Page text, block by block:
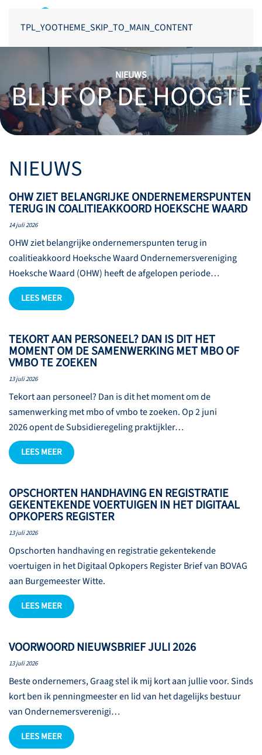
TPL_YOOTHEME_SKIP_TO_MAIN_CONTENT
NIEUWS
BLIJF OP DE HOOGTE
NIEUWS
OHW ZIET BELANGRIJKE ONDERNEMERSPUNTEN
TERUG IN COALITIEAKKOORD HOEKSCHE WAARD
14 juli 2026
OHW ziet belangrijke ondernemerspunten terug in
coalitieakkoord Hoeksche Waard Ondernemersvereniging
Hoeksche Waard (OHW) heeft de afgelopen periode…
LEES MEER
TEKORT AAN PERSONEEL? DAN IS DIT HET
MOMENT OM DE SAMENWERKING MET MBO OF
VMBO TE ZOEKEN
13 juli 2026
Tekort aan personeel? Dan is dit het moment om de
samenwerking met mbo of vmbo te zoeken. Op 2 juni
2026 opent de Subsidieregeling praktijkler…
LEES MEER
OPSCHORTEN HANDHAVING EN REGISTRATIE
GEKENTEKENDE VOERTUIGEN IN HET DIGITAAL
OPKOPERS REGISTER
13 juli 2026
Opschorten handhaving en registratie gekentekende
voertuigen in het Digitaal Opkopers Register Brief van BOVAG
aan Burgemeester Witte.
LEES MEER
VOORWOORD NIEUWSBRIEF JULI 2026
13 juli 2026
Beste ondernemers, Graag stel ik mij kort aan jullie voor. Sinds
kort ben ik penningmeester en lid van het dagelijks bestuur
van Ondernemersverenigi…
LEES MEER